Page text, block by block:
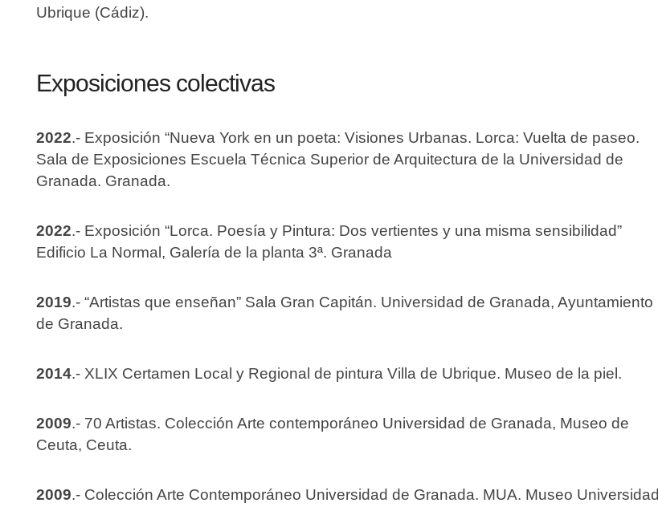
Ubrique (Cádiz).
Exposiciones colectivas
2022.- Exposición “Nueva York en un poeta: Visiones Urbanas. Lorca: Vuelta de paseo.
Sala de Exposiciones Escuela Técnica Superior de Arquitectura de la Universidad de
Granada. Granada.
2022.- Exposición “Lorca. Poesía y Pintura: Dos vertientes y una misma sensibilidad”
Edificio La Normal, Galería de la planta 3ª. Granada
2019.- “Artistas que enseñan” Sala Gran Capitán. Universidad de Granada, Ayuntamiento
de Granada.
2014.- XLIX Certamen Local y Regional de pintura Villa de Ubrique. Museo de la piel.
2009.- 70 Artistas. Colección Arte contemporáneo Universidad de Granada, Museo de
Ceuta, Ceuta.
2009.- Colección Arte Contemporáneo Universidad de Granada. MUA. Museo Universidad